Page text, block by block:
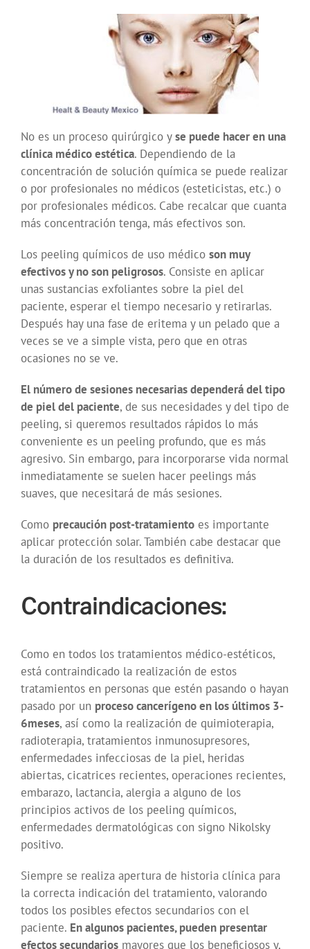
No es un proceso quirúrgico yse puede hacer en una
clínica médico estética. Dependiendo de la
concentración de solución química se puede realizar
o por profesionales no médicos (esteticistas, etc.) o
por profesionales médicos. Cabe recalcar que cuanta
más concentración tenga, más efectivos son.
Los peeling químicos de uso médico son muy
efectivos y no son peligrosos. Consiste en aplicar
unas sustancias exfoliantes sobre la piel del
paciente, esperar el tiempo necesario y retirarlas.
Después hay una fase de eritema y un pelado que a
veces se ve a simple vista, pero que en otras
ocasiones no se ve.
El número de sesiones necesarias dependerá del tipo
de piel del paciente, de sus necesidades y del tipo de
peeling, si queremos resultados rápidos lo más
conveniente es un peeling profundo, que es más
agresivo. Sin embargo, para incorporarse vida normal
inmediatamente se suelen hacer peelings más
suaves, que necesitará de más sesiones.
Como precaución post-tratamiento es importante
aplicar protección solar. También cabe destacar que
la duración de los resultados es definitiva.
Contraindicaciones:
Como en todos los tratamientos médico-estéticos,
está contraindicado la realización de estos
tratamientos en personas que estén pasando o hayan
pasado por un proceso cancerígeno en los últimos 3-
6meses, así como la realización de quimioterapia,
radioterapia, tratamientos inmunosupresores,
enfermedades infecciosas de la piel, heridas
abiertas, cicatrices recientes, operaciones recientes,
embarazo, lactancia, alergia a alguno de los
principios activos de los peeling químicos,
enfermedades dermatológicas con signo Nikolsky
positivo.
Siempre se realiza apertura de historia clínica para
la correcta indicación del tratamiento, valorando
todos los posibles efectos secundarios con el
paciente. En algunos pacientes, pueden presentar
efectos secundarios mayores que los beneficiosos y,